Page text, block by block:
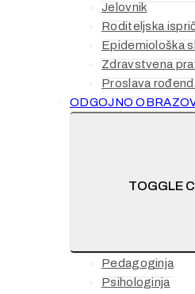
Jelovnik
Roditeljska
Epidemiološka
Zdravstvena
Proslava
ODGOJNO
TOGGLE
Pedagoginja
Psihologinja